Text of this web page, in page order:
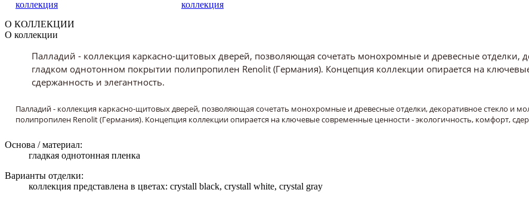
О КОЛЛЕКЦИИ
О коллекции
Палладий - коллекция каркасно-щитовых дверей, позволяющая сочетать монохромные и древесные отделки,
гладком однотонном покрытии полипропилен Renolit (Германия). Концепция коллекции опирается на
сдержанность и элегантность.
Палладий - коллекция каркасно-щитовых дверей, позволяющая сочетать монохромные и древесные отделки, декоративное стекло и
полипропилен Renolit (Германия). Концепция коллекции опирается на ключевые современные ценности - экологичность, комфорт,
Основа / материал:
гладкая однотонная пленка
Варианты отделки:
коллекция представлена в цветах: crystall black, crystall white, crystal gray